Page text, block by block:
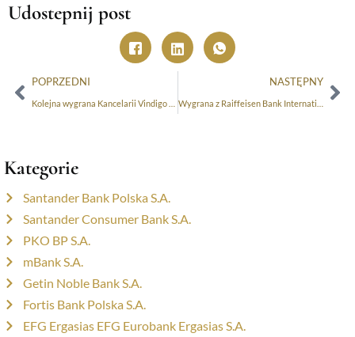
Udostepnij post
POPRZEDNI NASTĘPNY
Kategorie
Santander Bank Polska S.A.
Santander Consumer Bank S.A.
PKO BP S.A.
mBank S.A.
Getin Noble Bank S.A.
Fortis Bank Polska S.A.
EFG Ergasias EFG Eurobank Ergasias S.A.